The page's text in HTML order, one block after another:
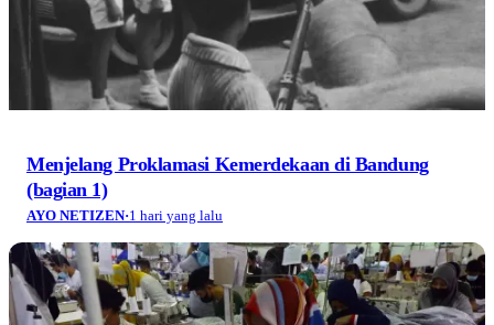
Menjelang Proklamasi Kemerdekaan di Bandung
(bagian 1)
AYO NETIZEN·1 hari yang lalu